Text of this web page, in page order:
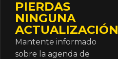
PIERDAS
NINGUNA
ACTUALIZACIÓN
Mantente informado
sobre la agenda de